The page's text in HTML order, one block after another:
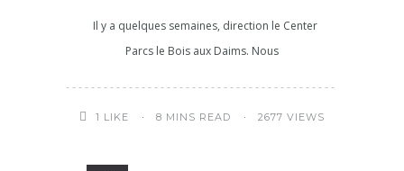
Il y a quelques semaines, direction le Center
Parcs le Bois aux Daims. Nous
1 LIKE 8 MINS READ 2677 VIEWS